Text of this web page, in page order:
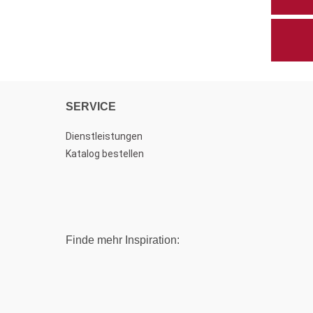
SERVICE
Dienstleistungen
Katalog bestellen
Finde mehr Inspiration: